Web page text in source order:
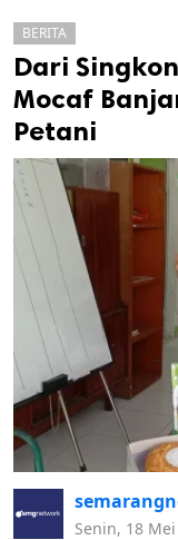
cipta.
BERITA
Dari
Mocaf
Petani
Senin, 18